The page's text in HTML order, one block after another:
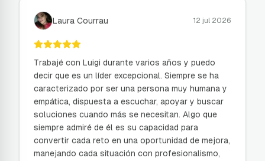
Laura Courrau 12 jul 2026
Trabajé con Luigi durante varios años y puedo
decir que es un líder excepcional. Siempre se ha
caracterizado por ser una persona muy humana y
empática, dispuesta a escuchar, apoyar y buscar
soluciones cuando más se necesitan. Algo que
siempre admiré de él es su capacidad para
convertir cada reto en una oportunidad de mejora,
manejando cada situación con profesionalismo,